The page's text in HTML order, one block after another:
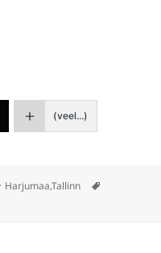
(veel...)
Rubriigid
Harjumaa,Tallinn